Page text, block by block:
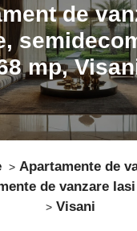
de
mp,
Apartamente de
de vanzare
Visani